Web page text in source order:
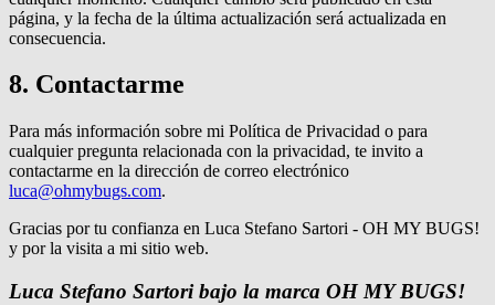
página, y la fecha de la última actualización será actualizada en
consecuencia.
8. Contactarme
Para más información sobre mi Política de Privacidad o para
cualquier pregunta relacionada con la privacidad, te invito a
contactarme en la dirección de correo electrónico
luca@ohmybugs.com.
Gracias por tu confianza en Luca Stefano Sartori - OH MY BUGS!
y por la visita a mi sitio web.
Luca Stefano Sartori bajo la marca OH MY BUGS!